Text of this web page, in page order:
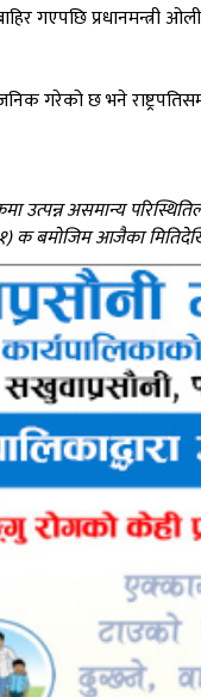
गएपछि प्रधानमन्त्री
गरेको छ भने
उत्पन्न असमान्य
बमोजिम आजैका मितिदेखि